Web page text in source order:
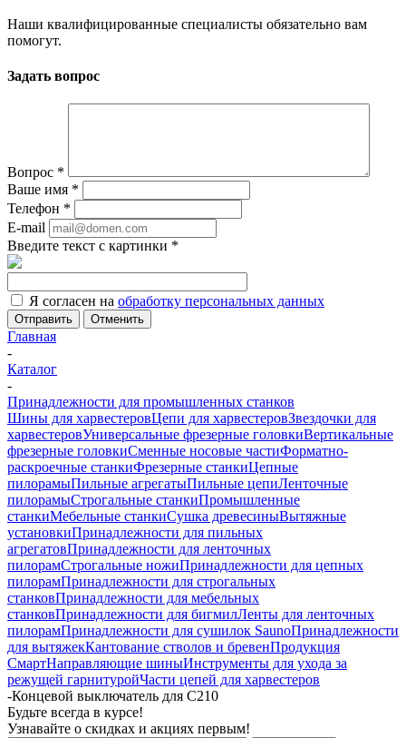
Наши квалифицированные специалисты обязательно вам
помогут.
Задать вопрос
Вопрос *
Ваше имя *
Телефон *
E-mail
Введите текст с картинки *
Я согласен на обработку персональных данных
Отменить
Главная
-
Каталог
-
Принадлежности для промышленных станков
Шины для харвестеровЦепи для харвестеровЗвездочки для
харвестеровУниверсальные фрезерные головкиВертикальные
фрезерные головкиСменные носовые частиФорматно-
раскроечные станкиФрезерные станкиЦепные
пилорамыПильные агрегатыПильные цепиЛенточные
пилорамыСтрогальные станкиПромышленные
станкиМебельные станкиСушка древесиныВытяжные
установкиПринадлежности для пильных
агрегатовПринадлежности для ленточных
пилорамСтрогальные ножиПринадлежности для цепных
пилорамПринадлежности для строгальных
станковПринадлежности для мебельных
станковПринадлежности для бигмилЛенты для ленточных
пилорамПринадлежности для сушилок SaunoПринадлежности
для вытяжекКантование стволов и бревенПродукция
СмартНаправляющие шиныИнструменты для ухода за
режущей гарнитуройЧасти цепей для харвестеров
-Концевой выключатель для C210
Будьте всегда в курсе!
Узнавайте о скидках и акциях первым!